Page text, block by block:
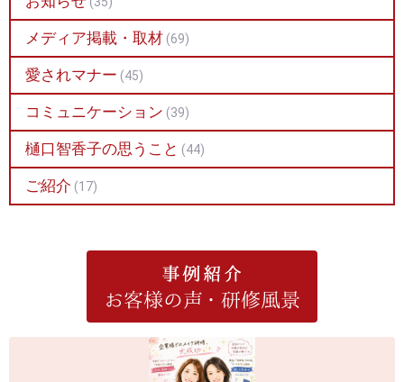
メディア掲載・取材 (69)
愛されマナー (45)
コミュニケーション (39)
樋口智香子の思うこと (44)
ご紹介 (17)